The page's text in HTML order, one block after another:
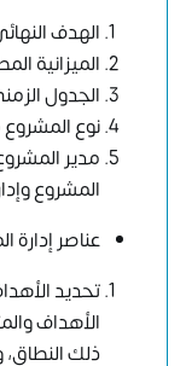
الهدف
الميزانية
الجدول
نوع
مدير
المشروع
عناصر إدارة
تحديد
الأهداف
ذلك النطاق،